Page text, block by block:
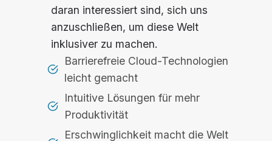
daran interessiert sind, sich uns
anzuschließen, um diese Welt
inklusiver zu machen.
Barrierefreie Cloud-Technologien
leicht gemacht
Intuitive Lösungen für mehr
Produktivität
Erschwinglichkeit macht die Welt